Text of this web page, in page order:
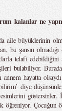
kalanlar ne
aile büyüklerinin
bu şansın
telafi edebildiğini
bulabiliyor.
hayatta
diye
göstersinler.
öğreniyor. Çocuğun